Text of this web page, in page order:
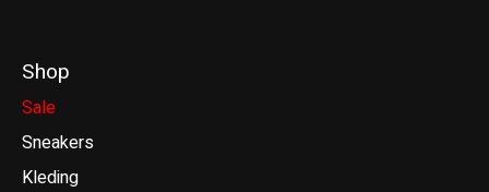
Shop
Sale
Sneakers
Kleding